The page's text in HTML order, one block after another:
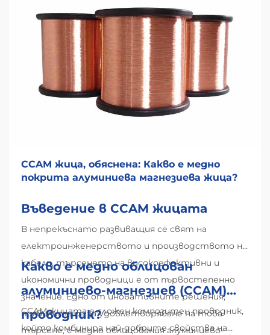
CCAM жица, обяснена: Какво е медно
покрита алуминиева магнезиева жица?
Въведение в CCAM жицата
В непрекъснато развиващия се свят на
електроинженерството и производството на
кабели, търсенето на високоефективни и
икономични проводници е от първостепенно
значение. Едно от иновативните решения,
появилите се за удовлетворяване на това
търсене, е медно облицования алуминиево-
Какво е медно облицован
алуминиево-магнезиев (CCAM)
проводник?
CCAM жицата е сложен композитен проводник,
който комбинира най-добрите свойства на